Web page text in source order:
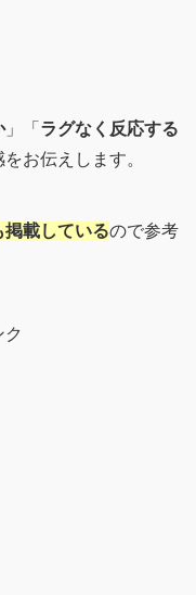
」「 ラグなく反応する
お伝えします。
載しているので参考